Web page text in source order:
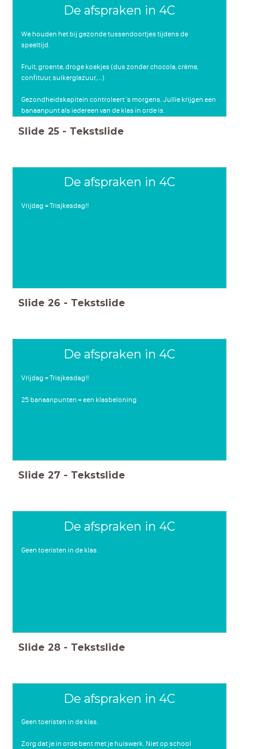
De afspraken in 4C
We houden het bij gezonde tussendoortjes tijdens de
speeltijd.
Fruit, groente, droge koekjes (dus zonder chocola, crème,
confituur, suikerglazuur,...)
Gezondheidskapitein controleert 's morgens. Jullie krijgen een
banaanpunt als iedereen van de klas in orde is.
Slide 25 - Tekstslide
De afspraken in 4C
Vrijdag = Trisjkesdag!!
Slide 26 - Tekstslide
De afspraken in 4C
Vrijdag = Trisjkesdag!!
25 banaanpunten = een klasbeloning
Slide 27 - Tekstslide
De afspraken in 4C
Geen toeristen in de klas.
Slide 28 - Tekstslide
De afspraken in 4C
Geen toeristen in de klas.
Zorg dat je in orde bent met je huiswerk. Niet op school